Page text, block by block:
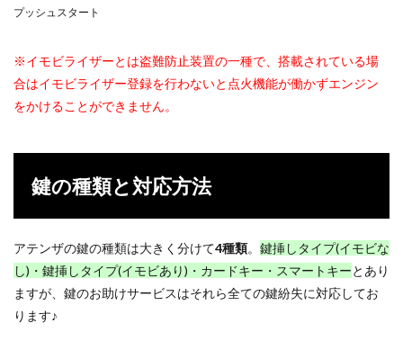
プッシュスタート
※イモビライザーとは盗難防止装置の一種で、搭載されている場
合はイモビライザー登録を行わないと点火機能が働かずエンジン
をかけることができません。
鍵の種類と対応方法
アテンザの鍵の種類は大きく分けて4種類。 鍵挿しタイプ(イモビな
し)・鍵挿しタイプ(イモビあり)・カードキー・スマートキーとあり
ますが、鍵のお助けサービスはそれら全ての鍵紛失に対応してお
ります♪